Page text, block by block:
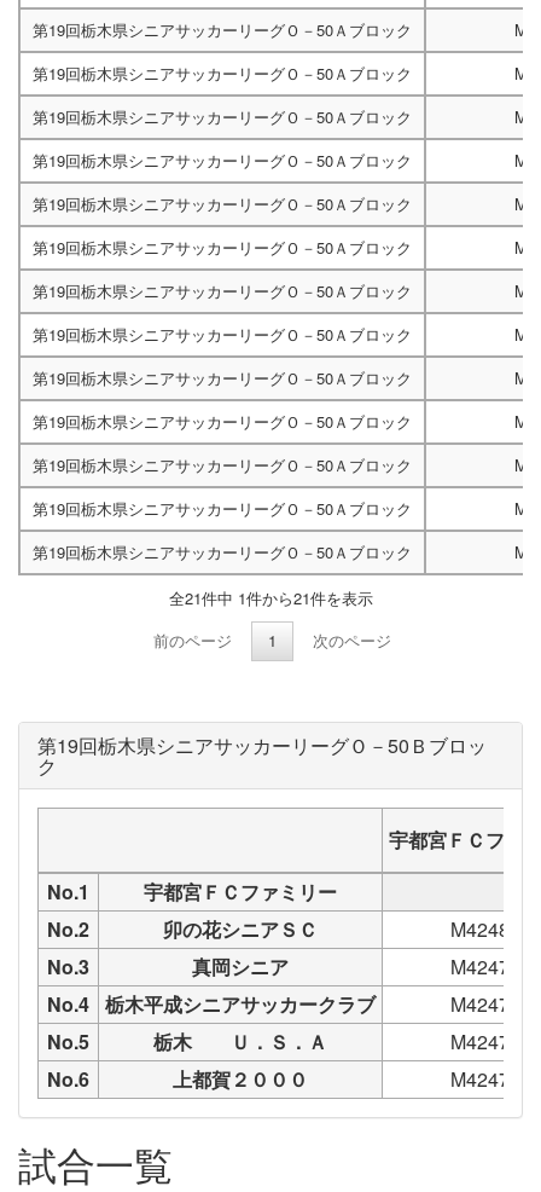
第19回栃木県シニアサッカーリーグＯ－50Ａブロック
第19回栃木県シニアサッカーリーグＯ－50Ａブロック
第19回栃木県シニアサッカーリーグＯ－50Ａブロック
第19回栃木県シニアサッカーリーグＯ－50Ａブロック
第19回栃木県シニアサッカーリーグＯ－50Ａブロック
第19回栃木県シニアサッカーリーグＯ－50Ａブロック
第19回栃木県シニアサッカーリーグＯ－50Ａブロック
第19回栃木県シニアサッカーリーグＯ－50Ａブロック
第19回栃木県シニアサッカーリーグＯ－50Ａブロック
第19回栃木県シニアサッカーリーグＯ－50Ａブロック
第19回栃木県シニアサッカーリーグＯ－50Ａブロック
第19回栃木県シニアサッカーリーグＯ－50Ａブロック
第19回栃木県シニアサッカーリーグＯ－50Ａブロック
全21件中 1件から21件を表示
前のページ
1 次のページ
第19回栃木県シニアサッカーリーグＯ－50Ｂブロッ
ク
宇都宮ＦＣファ
No.1
宇都宮ＦＣファミリー
No.2
卯の花シニアＳＣ
M42483
No.3
真岡シニア
M42479
No.4 栃木平成シニアサッカークラブ
M42472
No.5
栃木 Ｕ．Ｓ．Ａ
M42473
No.6
上都賀２０００ M42476
試合一覧